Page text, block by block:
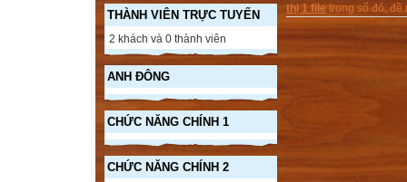
THÀNH VIÊN TRỰC TUYẾN
2 khách và 0 thành viên
ANH ĐÔNG
CHỨC NĂNG CHÍNH 1
CHỨC NĂNG CHÍNH 2
thị 1 filetrong số đó, đề